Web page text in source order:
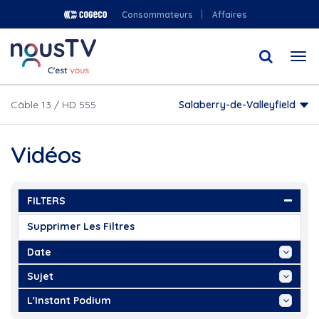
au
contenu
principal
Consommateurs Affaires
Câble 13 / HD 555 Salaberry-de-Valleyfield
Vidéos
FILTERS
Supprimer Les Filtres
Date
Aujourd'hui
Cette Semaine
Ce Mois
Sujet
Académie sportive du Noir et...
Arbre de Noël
L'Instant Podium